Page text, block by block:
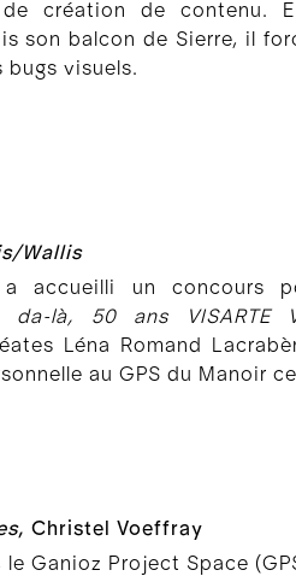
création de contenu.
son balcon de Sierre, il
bugs visuels.
Wallis
accueilli un concours
da-là, 50 ans VISARTE
Léna Romand
au GPS du Manoir
, Christel Voeffray
le Ganioz Project Space